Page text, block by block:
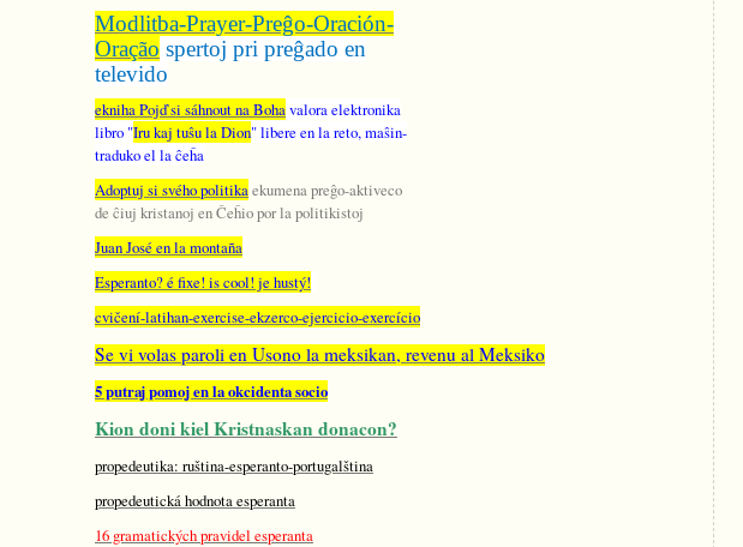
Modlitba-Prayer-Preĝo-Oración-
Oração spertoj pri preĝado en
televido
ekniha Pojď si sáhnout na Bohavalora elektronika
libro "Iru kaj tuŝu la Dion" libere en la reto, maŝin-
traduko el la ĉeĥa
Adoptuj si svého politikaekumena preĝo-aktiveco
de ĉiuj kristanoj en Ĉeĥio por la politikistoj
Juan José en la montaña
Esperanto? é fixe! is cool! je hustý!
cvičení-latihan-exercise-ekzerco-ejercicio-exercício
Se vi volas paroli en Usono la meksikan, revenu al Meksiko
5 putraj pomoj en la okcidenta socio
Kion doni kiel Kristnaskan donacon?
propedeutika: ruština-esperanto-portugalština
propedeutická hodnota esperanta
16 gramatických pravidel esperanta